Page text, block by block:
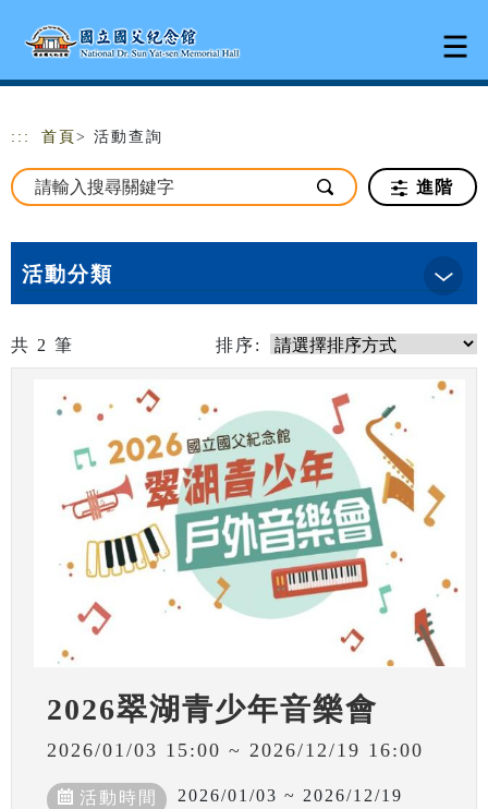
::: 首頁 > 活動查詢
進階
活動分類
共 2 筆 排序:
2026翠湖青少年音樂會
2026/01/03 15:00 ~ 2026/12/19 16:00
活動時間 2026/01/03 ~ 2026/12/19